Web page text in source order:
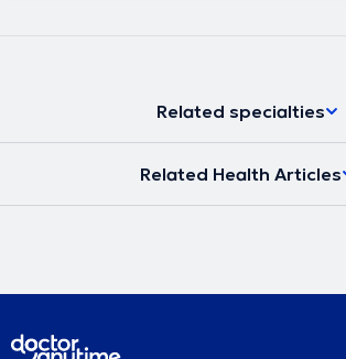
Related specialties
Related Health Articles